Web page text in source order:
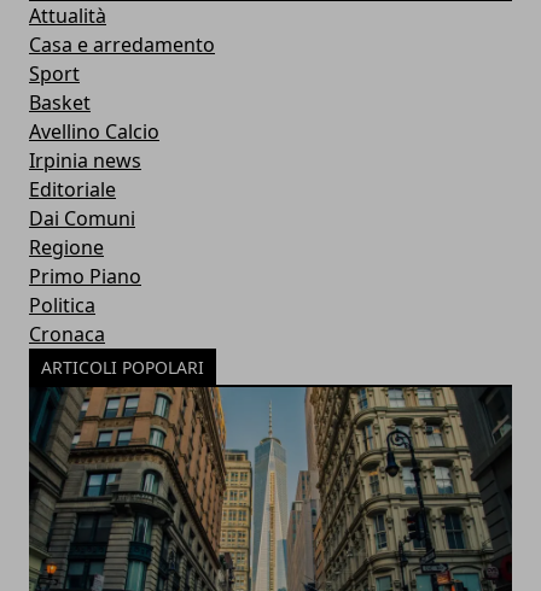
Attualità
Casa e arredamento
Sport
Basket
Avellino Calcio
Irpinia news
Editoriale
Dai Comuni
Regione
Primo Piano
Politica
Cronaca
ARTICOLI POPOLARI